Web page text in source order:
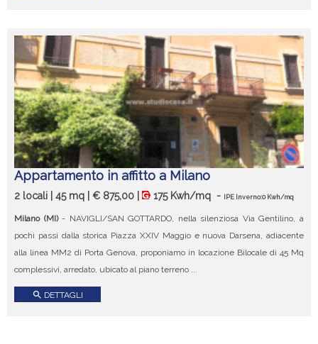
Appartamento in affitto a Milano
2 locali | 45 mq | € 875,00 | 175 Kwh/mq - IPE Inverno:0 Kwh/mq
Milano (MI)- NAVIGLI/SAN GOTTARDO, nella silenziosa Via Gentilino, a
pochi passi dalla storica Piazza XXIV Maggio e nuova Darsena, adiacente
alla linea MM2 di Porta Genova, proponiamo in locazione Bilocale di 45 Mq
complessivi, arredato, ubicato al piano terreno ...
search DETTAGLI